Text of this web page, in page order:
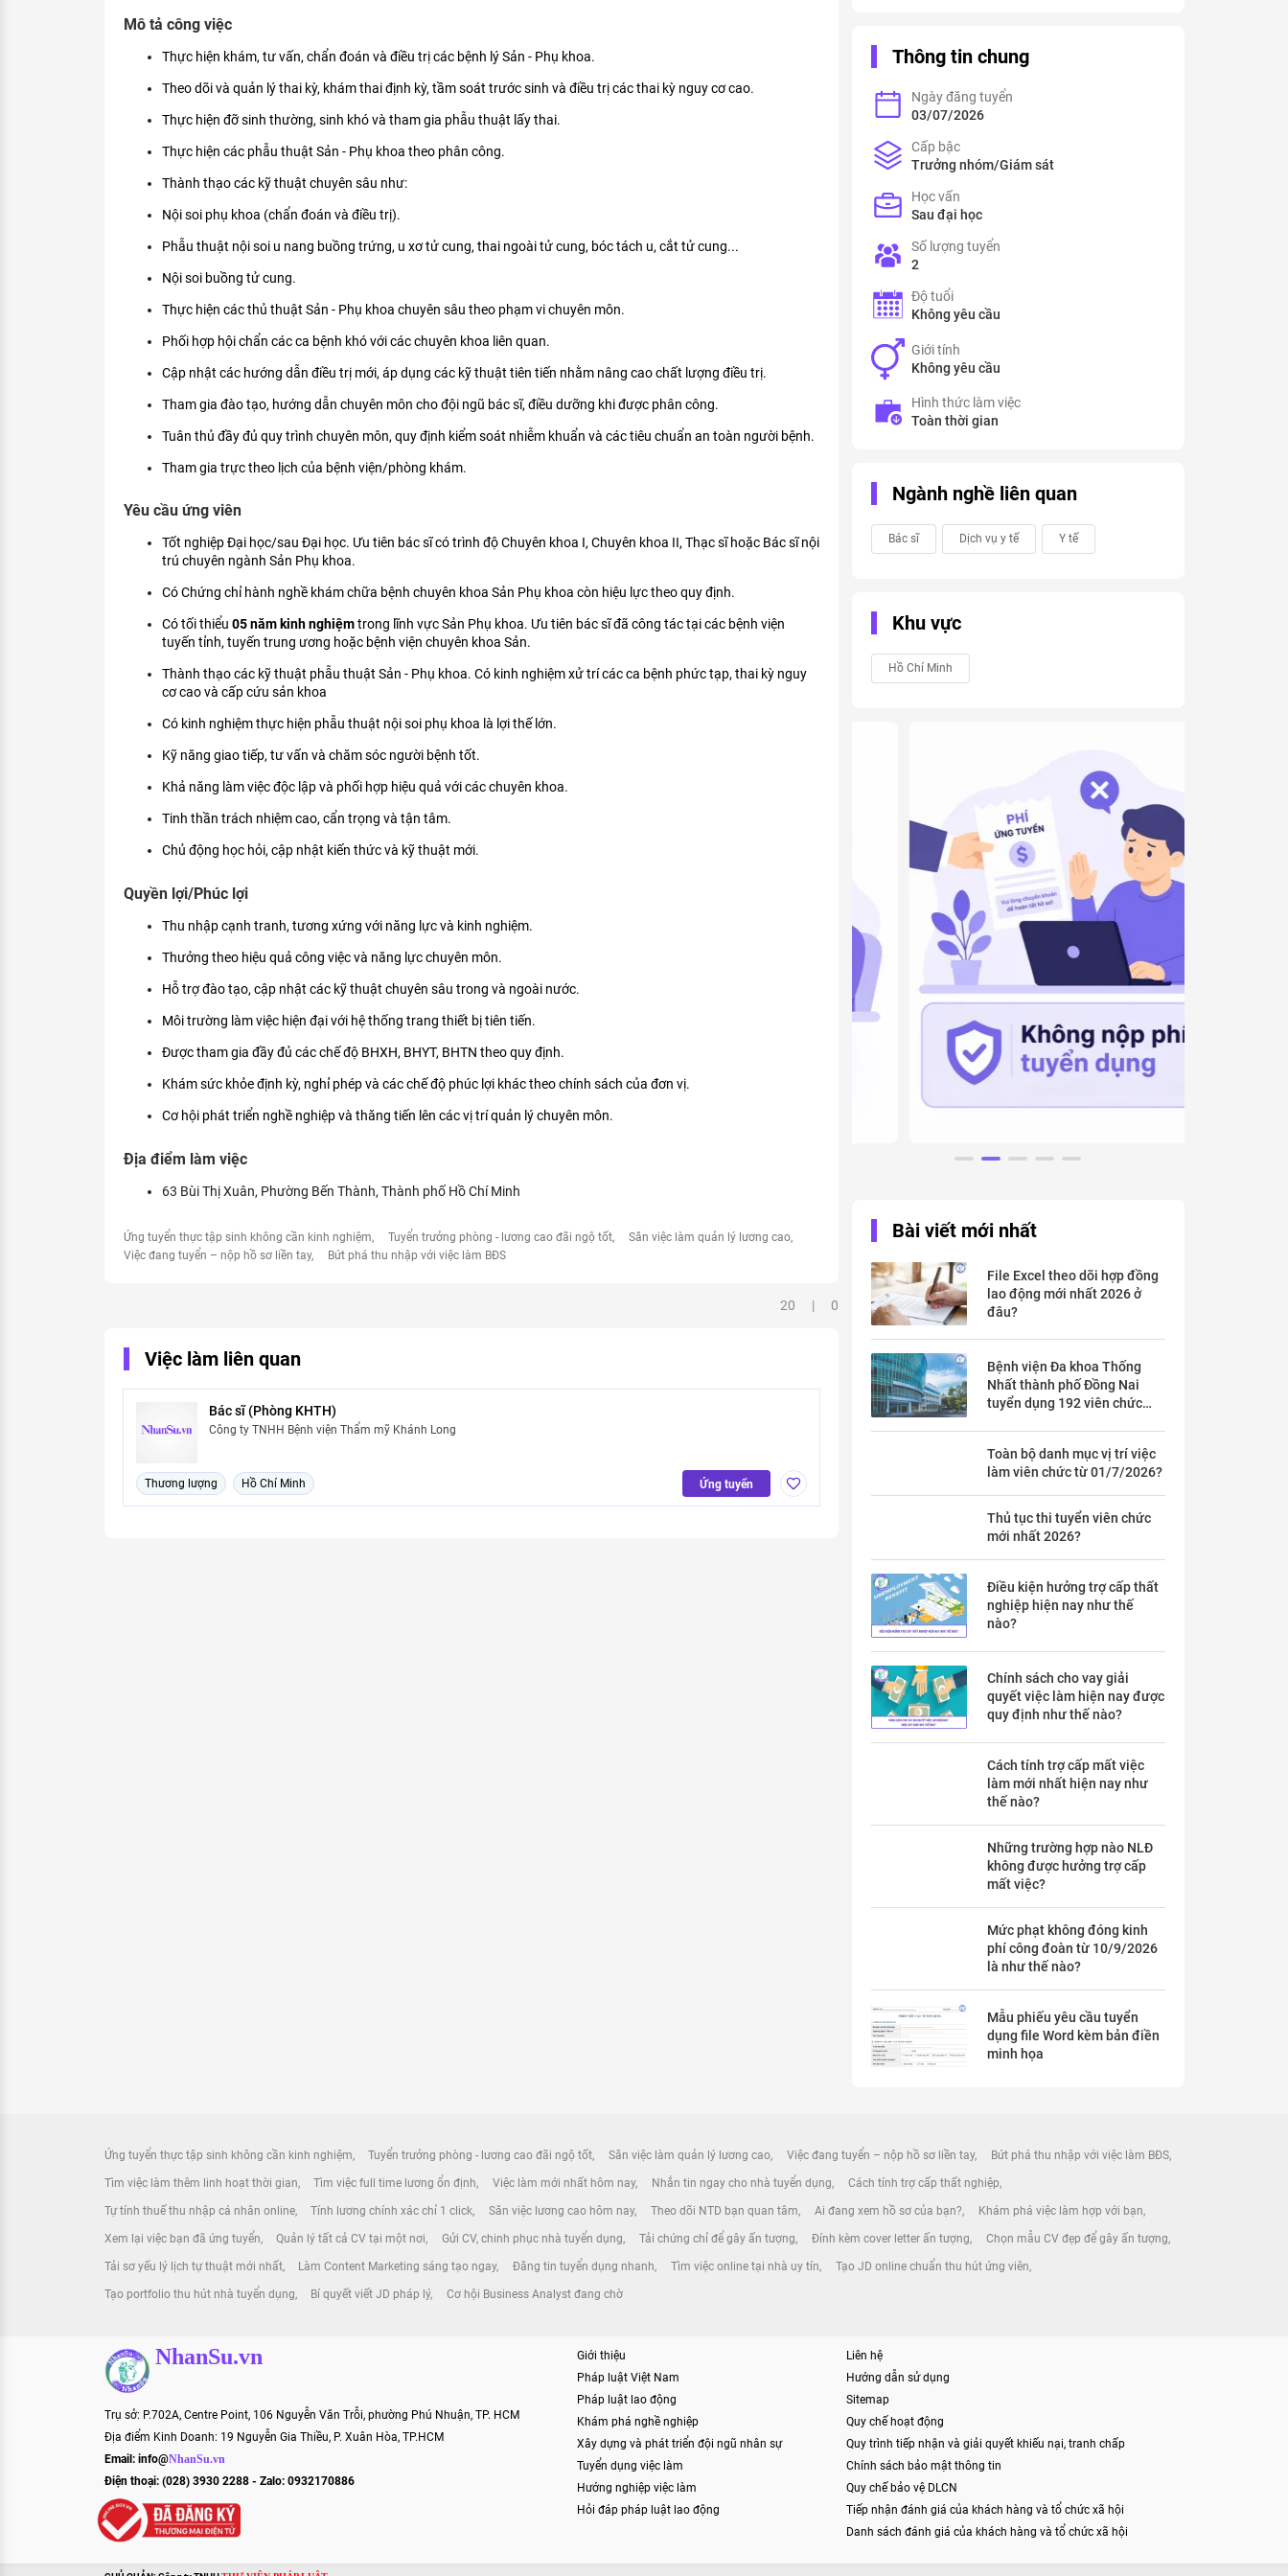
KHÁM PHÁ NGHỀ NGHIỆP
Kỹ năng nghề nghiệp
HƯỚNG NGHIỆP VIỆC LÀM
Đặc trưng từng nghề
TUYỂN DỤNG VIỆC LÀM
Mô tả công việc
Thực hiện khám, tư vấn, chẩn đoán và điều trị các bệnh lý Sản - Phụ khoa.
Theo dõi và quản lý thai kỳ, khám thai định kỳ, tầm soát trước sinh và điều trị các thai kỳ nguy cơ cao.
Thực hiện đỡ sinh thường, sinh khó và tham gia phẫu thuật lấy thai.
Thực hiện các phẫu thuật Sản - Phụ khoa theo phân công.
Thành thạo các kỹ thuật chuyên sâu như:
Nội soi phụ khoa (chẩn đoán và điều trị).
Phẫu thuật nội soi u nang buồng trứng, u xơ tử cung, thai ngoài tử cung, bóc tách u, cắt tử cung...
Nội soi buồng tử cung.
Thực hiện các thủ thuật Sản - Phụ khoa chuyên sâu theo phạm vi chuyên môn.
Phối hợp hội chẩn các ca bệnh khó với các chuyên khoa liên quan.
Cập nhật các hướng dẫn điều trị mới, áp dụng các kỹ thuật tiên tiến nhằm nâng cao chất lượng điều trị.
Tham gia đào tạo, hướng dẫn chuyên môn cho đội ngũ bác sĩ, điều dưỡng khi được phân công.
Tuân thủ đầy đủ quy trình chuyên môn, quy định kiểm soát nhiễm khuẩn và các tiêu chuẩn an toàn người bệnh.
Tham gia trực theo lịch của bệnh viện/phòng khám.
Yêu cầu ứng viên
Tốt nghiệp Đại học/sau Đại học. Ưu tiên bác sĩ có trình độ Chuyên khoa I, Chuyên khoa II, Thạc sĩ hoặc Bác sĩ nội
trú chuyên ngành Sản Phụ khoa.
Có Chứng chỉ hành nghề khám chữa bệnh chuyên khoa Sản Phụ khoa còn hiệu lực theo quy định.
Có tối thiểu 05 năm kinh nghiệmtrong lĩnh vực Sản Phụ khoa. Ưu tiên bác sĩ đã công tác tại các bệnh viện
tuyến tỉnh, tuyến trung ương hoặc bệnh viện chuyên khoa Sản.
Thành thạo các kỹ thuật phẫu thuật Sản - Phụ khoa. Có kinh nghiệm xử trí các ca bệnh phức tạp, thai kỳ nguy
cơ cao và cấp cứu sản khoa
Có kinh nghiệm thực hiện phẫu thuật nội soi phụ khoa là lợi thế lớn.
Kỹ năng giao tiếp, tư vấn và chăm sóc người bệnh tốt.
Khả năng làm việc độc lập và phối hợp hiệu quả với các chuyên khoa.
Tinh thần trách nhiệm cao, cẩn trọng và tận tâm.
Chủ động học hỏi, cập nhật kiến thức và kỹ thuật mới.
Quyền lợi/Phúc lợi
Thu nhập cạnh tranh, tương xứng với năng lực và kinh nghiệm.
Thưởng theo hiệu quả công việc và năng lực chuyên môn.
Hỗ trợ đào tạo, cập nhật các kỹ thuật chuyên sâu trong và ngoài nước.
Môi trường làm việc hiện đại với hệ thống trang thiết bị tiên tiến.
Được tham gia đầy đủ các chế độ BHXH, BHYT, BHTN theo quy định.
Khám sức khỏe định kỳ, nghỉ phép và các chế độ phúc lợi khác theo chính sách của đơn vị.
Cơ hội phát triển nghề nghiệp và thăng tiến lên các vị trí quản lý chuyên môn.
Địa điểm làm việc
63 Bùi Thị Xuân, Phường Bến Thành, Thành phố Hồ Chí Minh
Ứng tuyển thực tập sinh không cần kinh nghiệm Tuyển trưởng phòng - lương cao đãi ngộ tốt
Săn việc làm quản lý lương cao
Việc đang tuyển – nộp hồ sơ liền tay
Bứt phá thu nhập với việc làm BĐS
20 | 0
Việc làm liên quan
Bác sĩ (Phòng KHTH)
Công ty TNHH Bệnh viện Thẩm mỹ Khánh Long
Thương lượng Hồ Chí Minh Ứng tuyển
Thông tin chung
Ngày đăng tuyển
03/07/2026
Cấp bậc
Trưởng nhóm/Giám sát
Học vấn
Sau đại học
Số lượng tuyển
2
Độ tuổi
Không yêu cầu
Giới tính
Không yêu cầu
Hình thức làm việc
Toàn thời gian
Ngành nghề liên quan
Bác sĩ Dịch vụ y tế Y tế
Khu vực
Hồ Chí Minh
Bài viết mới nhất
File Excel theo dõi hợp đồng
lao động mới nhất 2026 ở
đâu?
Bệnh viện Đa khoa Thống
Nhất thành phố Đồng Nai
tuyển dụng 192 viên chức
Toàn bộ danh mục vị trí việc
làm viên chức từ 01/7/2026?
Thủ tục thi tuyển viên chức
mới nhất 2026?
Điều kiện hưởng trợ cấp thất
nghiệp hiện nay như thế
nào?
Chính sách cho vay giải
quyết việc làm hiện nay được
quy định như thế nào?
Cách tính trợ cấp mất việc
làm mới nhất hiện nay như
thế nào?
Những trường hợp nào NLĐ
không được hưởng trợ cấp
mất việc?
Mức phạt không đóng kinh
phí công đoàn từ 10/9/2026
là như thế nào?
Mẫu phiếu yêu cầu tuyển
dụng file Word kèm bản điền
minh họa
Ứng tuyển thực tập sinh không cần kinh nghiệm Tuyển trưởng phòng - lương cao đãi ngộ tốt Săn việc làm quản lý lương cao Việc đang tuyển – nộp hồ sơ liền tay Bứt phá thu nhập với việc làm BĐS
Tìm việc làm thêm linh hoạt thời gian Tìm việc full time lương ổn định Việc làm mới nhất hôm nay Nhắn tin ngay cho nhà tuyển dụng Cách tính trợ cấp thất nghiệp
Tự tính thuế thu nhập cá nhân online Tính lương chính xác chỉ 1 click Săn việc lương cao hôm nay Theo dõi NTD bạn quan tâm Ai đang xem hồ sơ của bạn? Khám phá việc làm hợp với bạn
Xem lại việc bạn đã ứng tuyển Quản lý tất cả CV tại một nơi Gửi CV, chinh phục nhà tuyển dụng Tải chứng chỉ để gây ấn tượng Đính kèm cover letter ấn tượng Chọn mẫu CV đẹp để gây ấn tượng
Tải sơ yếu lý lịch tự thuật mới nhất Làm Content Marketing sáng tạo ngay Đăng tin tuyển dụng nhanh Tìm việc online tại nhà uy tín Tạo JD online chuẩn thu hút ứng viên
Tạo portfolio thu hút nhà tuyển dụng Bí quyết viết JD pháp lý Cơ hội Business Analyst đang chờ
NhanSu.vn
Trụ sở: P.702A, Centre Point, 106 Nguyễn Văn Trỗi, phường Phú Nhuận, TP. HCM
Địa điểm Kinh Doanh: 19 Nguyễn Gia Thiều, P. Xuân Hòa, TP.HCM
Email: info@NhanSu.vn
Điện thoại: (028) 3930 2288 - Zalo: 0932170886
Giới thiệu
Pháp luật Việt Nam
Pháp luật lao động
Khám phá nghề nghiệp
Xây dựng và phát triển đội ngũ nhân sự
Tuyển dụng việc làm
Hướng nghiệp việc làm
Hỏi đáp pháp luật lao động
Liên hệ
Hướng dẫn sử dụng
Sitemap
Quy chế hoạt động
Quy trình tiếp nhận và giải quyết khiếu nại, tranh chấp
Chính sách bảo mật thông tin
Quy chế bảo vệ DLCN
Tiếp nhận đánh giá của khách hàng và tổ chức xã hội
Danh sách đánh giá của khách hàng và tổ chức xã hội